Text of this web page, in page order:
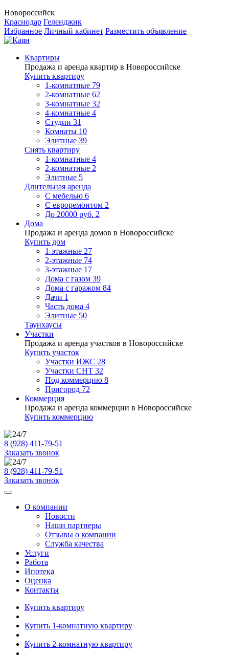
Новороссийск
Краснодар Геленджик
Избранное Личный кабинет Разместить объявление
Квартиры
Продажа и аренда квартир в Новороссийске
Купить квартиру
1-комнатные 79
2-комнатные 62
3-комнатные 32
4-комнатные 4
Студии 31
Комнаты 10
Элитные 39
Снять квартиру
1-комнатные 4
2-комнатные 2
Элитные 5
Длительная аренда
С мебелью 6
С евроремонтом 2
До 20000 руб. 2
Дома
Продажа и аренда домов в Новороссийске
Купить дом
1-этажные 27
2-этажные 74
3-этажные 17
Дома с газом 39
Дома с гаражом 84
Дачи 1
Часть дома 4
Элитные 50
Таунхаусы
Участки
Продажа и аренда участков в Новороссийске
Купить участок
Участки ИЖС 28
Участки СНТ 32
Под коммерцию 8
Пригород 72
Коммерция
Продажа и аренда коммерции в Новороссийске
Купить коммерцию
8 (928) 411-79-51
Заказать звонок
8 (928) 411-79-51
Заказать звонок
О компании
Новости
Наши партнеры
Отзывы о компании
Служба качества
Услуги
Работа
Ипотека
Оценка
Контакты
Купить квартиру
Купить 1-комнатную квартиру
Купить 2-комнатную квартиру